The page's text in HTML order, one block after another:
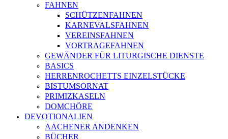
FAHNEN
SCHÜTZENFAHNEN
KARNEVALSFAHNEN
VEREINSFAHNEN
VORTRAGEFAHNEN
GEWÄNDER FÜR LITURGISCHE DIENSTE
BASICS
HERRENROCHETTS EINZELSTÜCKE
BISTUMSORNAT
PRIMIZKASELN
DOMCHÖRE
DEVOTIONALIEN
AACHENER ANDENKEN
BÜCHER